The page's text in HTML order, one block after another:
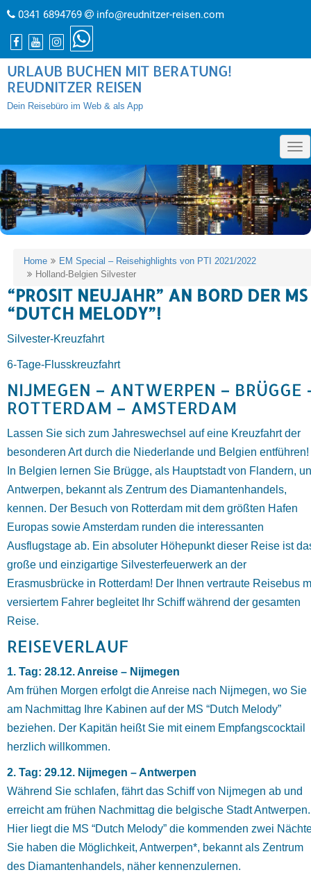
0341 6894769 info@reudnitzer-reisen.com
URLAUB BUCHEN MIT BERATUNG!
REUDNITZER REISEN
Dein Reisebüro im Web & als App
»
Home
EM Special – Reisehighlights von PTI 2021/2022
Holland-Belgien Silvester
“PROSIT NEUJAHR” AN BORD DER MS
“DUTCH MELODY”!
Silvester-Kreuzfahrt
6-Tage-Flusskreuzfahrt
NIJMEGEN – ANTWERPEN – BRÜGGE
ROTTERDAM – AMSTERDAM
Lassen Sie sich zum Jahreswechsel auf eine Kreuzfahrt der
besonderen Art durch die Niederlande und Belgien entführen!
In Belgien lernen Sie Brügge, als Hauptstadt von Flandern,
Antwerpen, bekannt als Zentrum des Diamantenhandels,
kennen. Der Besuch von Rotterdam mit dem größten Hafen
Europas sowie Amsterdam runden die interessanten
Ausflugstage ab. Ein absoluter Höhepunkt dieser Reise ist
große und einzigartige Silvesterfeuerwerk an der
Erasmusbrücke in Rotterdam! Der Ihnen vertraute Reisebus
versiertem Fahrer begleitet Ihr Schiff während der gesamten
Reise.
REISEVERLAUF
1. Tag: 28.12. Anreise – Nijmegen
Am frühen Morgen erfolgt die Anreise nach Nijmegen, wo Sie
am Nachmittag Ihre Kabinen auf der MS “Dutch Melody”
beziehen. Der Kapitän heißt Sie mit einem Empfangscocktail
herzlich willkommen.
2. Tag: 29.12. Nijmegen – Antwerpen
Während Sie schlafen, fährt das Schiff von Nijmegen ab und
erreicht am frühen Nachmittag die belgische Stadt Antwerpen.
Hier liegt die MS “Dutch Melody” die kommenden zwei
Sie haben die Möglichkeit, Antwerpen*, bekannt als Zentrum
des Diamantenhandels, näher kennenzulernen.